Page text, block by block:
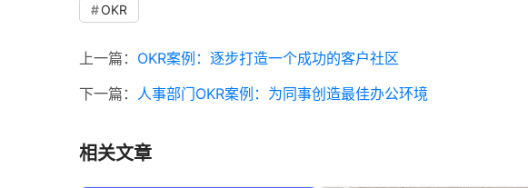
OKR
上一篇： OKR案例：逐步打造一个成功的客户社区
下一篇： 人事部门OKR案例：为同事创造最佳办公环境
相关文章